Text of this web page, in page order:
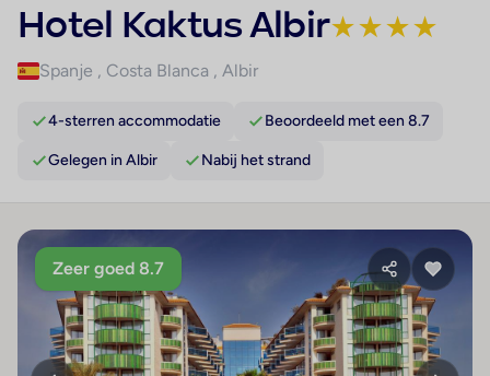
Hotel Kaktus Albir★★★★
Spanje , Costa Blanca , Albir
4-sterren accommodatie Beoordeeld met een 8.7
Gelegen in Albir Nabij het strand
Zeer goed 8.7